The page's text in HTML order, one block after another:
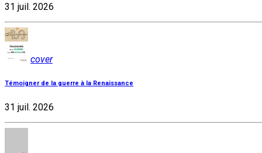
31 juil. 2026
cover
Témoigner de la guerre à la Renaissance
31 juil. 2026